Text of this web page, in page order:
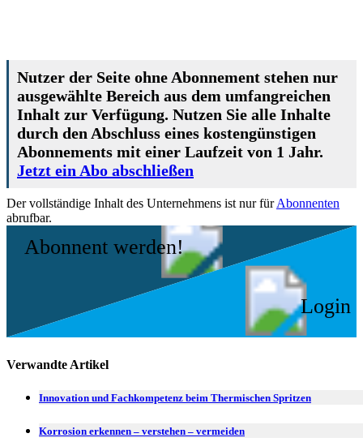
Nutzer der Seite ohne Abonnement stehen nur
ausgewählte Bereich aus dem umfangreichen
Inhalt zur Verfügung. Nutzen Sie alle Inhalte
durch den Abschluss eines kostengünstigen
Abonnements mit einer Laufzeit von 1 Jahr.
Jetzt ein Abo abschließen
Der vollständige Inhalt des Unternehmens ist nur fürAbonnenten
abrufbar.
Abonnent werden!
Login
Verwandte Artikel
Innovation und Fachkompetenz beim Thermischen Spritzen
Korrosion erkennen – verstehen – vermeiden